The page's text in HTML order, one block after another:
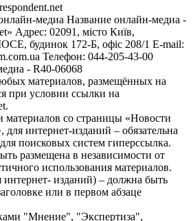
медиа Название онлайн-медиа -
Адрес: 02091, місто Київ,
будинок 172-Б, офіс 208/1 E-mail:
Телефон: 044-205-43-00
- R40-06068
материалов, размещённых на
при условии ссылки на
со страницы «Новости
интернет-изданий – обязательна
поисковых систем гиперссылка.
размещена в независимости от
использования материалов.
интернет- изданий) – должна быть
или в первом абзаце
"Мнение", "Экспертиза",